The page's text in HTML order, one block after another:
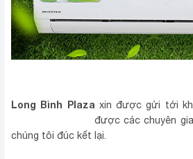
Long Bình Plaza xin được gửi tới
được các chuyên
chúng tôi đúc kết lại.